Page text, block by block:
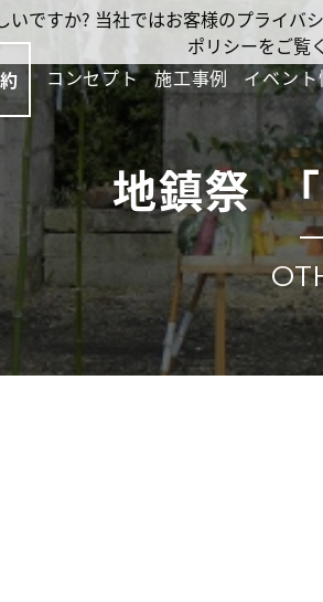
コンセプト 施工事例 イベン
地鎮祭 ｢
ですか? 当社ではお客様のプライ
ポリシーをご覧